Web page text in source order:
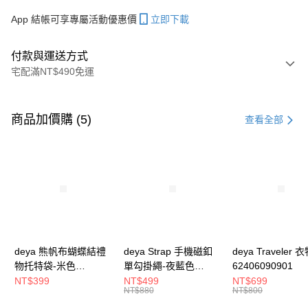
App 結帳可享專屬活動優惠價 立即下載
付款與運送方式
宅配滿NT$490免運
信用卡一次付款
臺灣中小企業銀行
台中商業銀行
匯豐（台灣）商業銀行
華泰商業銀行
聯邦商業銀行
遠東國際商業銀行
元大商業銀行
街口支付
商品加價購 (5) 查看全部
deya 熊帆布蝴蝶結禮
物托特袋-米色
22020409
NT$399
deya Strap 手機磁釦
單勾掛繩-夜藍色
62611105501
NT$499
NT$880
deya Traveler 衣
62406090901
NT$699
NT$800